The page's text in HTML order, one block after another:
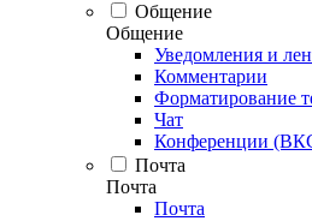
Общение
Общение
Уведомления и
Комментарии
Форматирование
Чат
Конференции
Почта
Почта
Почта